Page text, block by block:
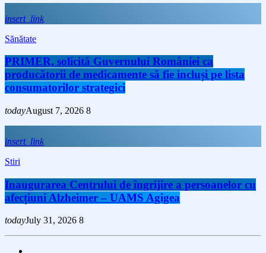
insert_link
Sănătate
PRIMER, solicită Guvernului României ca
producătorii de medicamente să fie incluși pe lista
consumatorilor strategici
todayAugust 7, 2026 8
insert_link
Stiri
Inaugurarea Centrului de îngrijire a persoanelor cu
afecțiuni Alzheimer – UAMS Agigea
todayJuly 31, 2026 8